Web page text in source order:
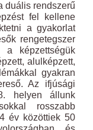
duális rendszerű
fel kellene
a gyakorlat
rengetegszer
a képzettségük
alulképzett,
gyakran
Az ifjúsági
helyen állunk
rosszabb
év közöttiek 50